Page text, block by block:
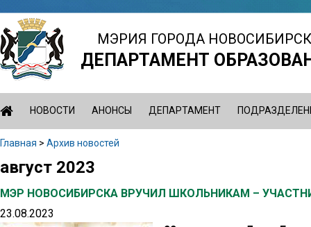
Jump
to
navigation
МЭРИЯ ГОРОДА
ДЕПАРТАМЕНТ
НОВОСТИ АНОНСЫ ДЕПАРТАМЕНТ
Главная > Архив новостей
Back
top
август 2023
МЭР НОВОСИБИРСКА ВРУЧИЛ ШКОЛЬНИКАМ –
23.08.2023